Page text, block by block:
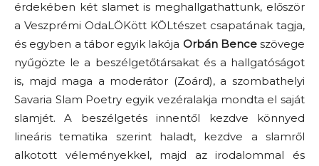
érdekében két slamet is meghallgathattunk, először
a Veszprémi OdaLÖKött KÖLtészet csapatának tagja,
és egyben a tábor egyik lakója Orbán Benceszövege
nyűgözte le a beszélgetőtársakat és a hallgatóságot
is, majd maga a moderátor (Zoárd), a szombathelyi
Savaria Slam Poetry egyik vezéralakja mondta el saját
slamjét. A beszélgetés innentől kezdve könnyed
lineáris tematika szerint haladt, kezdve a slamről
alkotott véleményekkel, majd az irodalommal és